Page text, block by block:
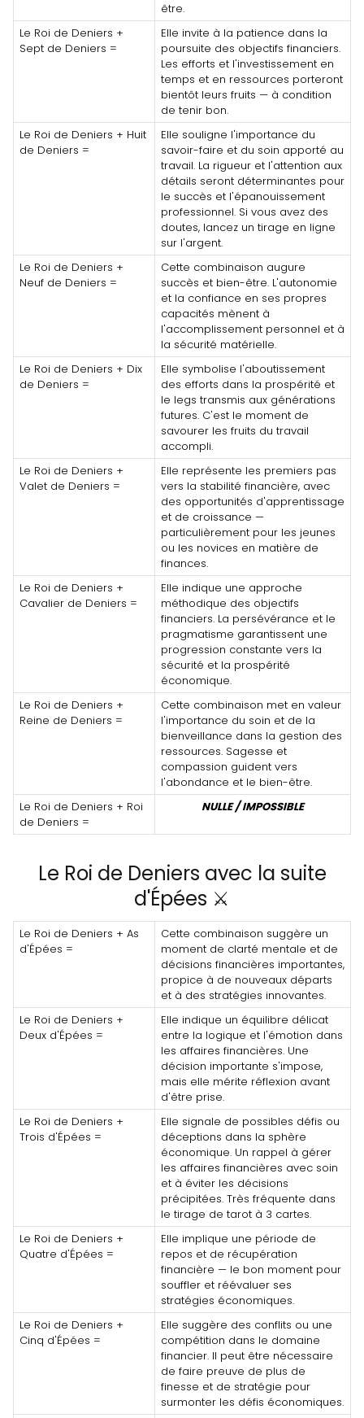
être.
Le Roi de Deniers +
Sept de Deniers =
Elle invite à la patience dans la
poursuite des objectifs financiers.
Les efforts et l'investissement en
temps et en ressources porteront
bientôt leurs fruits — à condition
de tenir bon.
Le Roi de Deniers + Huit
de Deniers =
Elle souligne l'importance du
savoir-faire et du soin apporté au
travail. La rigueur et l'attention aux
détails seront déterminantes pour
le succès et l'épanouissement
professionnel. Si vous avez des
doutes, lancez un tirage en ligne
sur l'argent.
Le Roi de Deniers +
Neuf de Deniers =
Cette combinaison augure
succès et bien-être. L'autonomie
et la confiance en ses propres
capacités mènent à
l'accomplissement personnel et à
la sécurité matérielle.
Le Roi de Deniers + Dix
de Deniers =
Elle symbolise l'aboutissement
des efforts dans la prospérité et
le legs transmis aux générations
futures. C'est le moment de
savourer les fruits du travail
accompli.
Le Roi de Deniers +
Valet de Deniers =
Elle représente les premiers pas
vers la stabilité financière, avec
des opportunités d'apprentissage
et de croissance —
particulièrement pour les jeunes
ou les novices en matière de
finances.
Le Roi de Deniers +
Cavalier de Deniers =
Elle indique une approche
méthodique des objectifs
financiers. La persévérance et le
pragmatisme garantissent une
progression constante vers la
sécurité et la prospérité
économique.
Le Roi de Deniers +
Reine de Deniers =
Cette combinaison met en valeur
l'importance du soin et de la
bienveillance dans la gestion des
ressources. Sagesse et
compassion guident vers
l'abondance et le bien-être.
Le Roi de Deniers + Roi
de Deniers =
NULLE / IMPOSSIBLE
Le Roi de Deniers avec la suite
d'Épées ⚔️
Le Roi de Deniers + As
d'Épées =
Cette combinaison suggère un
moment de clarté mentale et de
décisions financières importantes,
propice à de nouveaux départs
et à des stratégies innovantes.
Le Roi de Deniers +
Deux d'Épées =
Elle indique un équilibre délicat
entre la logique et l'émotion dans
les affaires financières. Une
décision importante s'impose,
mais elle mérite réflexion avant
d'être prise.
Le Roi de Deniers +
Trois d'Épées =
Elle signale de possibles défis ou
déceptions dans la sphère
économique. Un rappel à gérer
les affaires financières avec soin
et à éviter les décisions
précipitées. Très fréquente dans
le tirage de tarot à 3 cartes.
Le Roi de Deniers +
Quatre d'Épées =
Elle implique une période de
repos et de récupération
financière — le bon moment pour
souffler et réévaluer ses
stratégies économiques.
Le Roi de Deniers +
Cinq d'Épées =
Elle suggère des conflits ou une
compétition dans le domaine
financier. Il peut être nécessaire
de faire preuve de plus de
finesse et de stratégie pour
surmonter les défis économiques.